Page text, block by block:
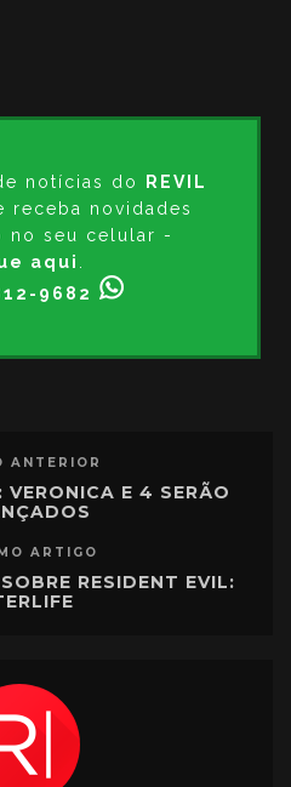
notícias do
REVIL
receba novidades
no seu celular -
aqui
9682
ANTERIOR
E 4 SERÃO
ARTIGO
RESIDENT EVIL: